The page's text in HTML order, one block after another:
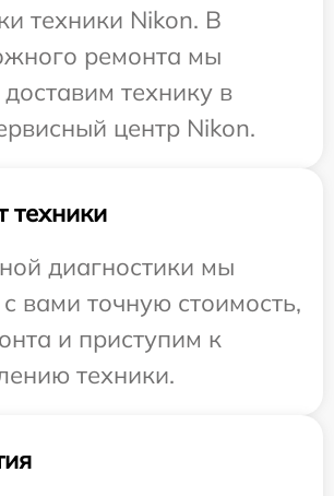
техники Nikon. В
ремонта мы
технику в
центр Nikon.
техники
диагностики мы
вами точную стоимость,
и приступим к
техники.